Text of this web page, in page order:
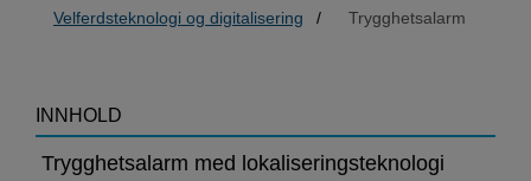
Velferdsteknologi og digitalisering
Trygghetsalarm
>Trygghetsalarm
INNHOLD
Trygghetsalarm med lokaliseringsteknologi